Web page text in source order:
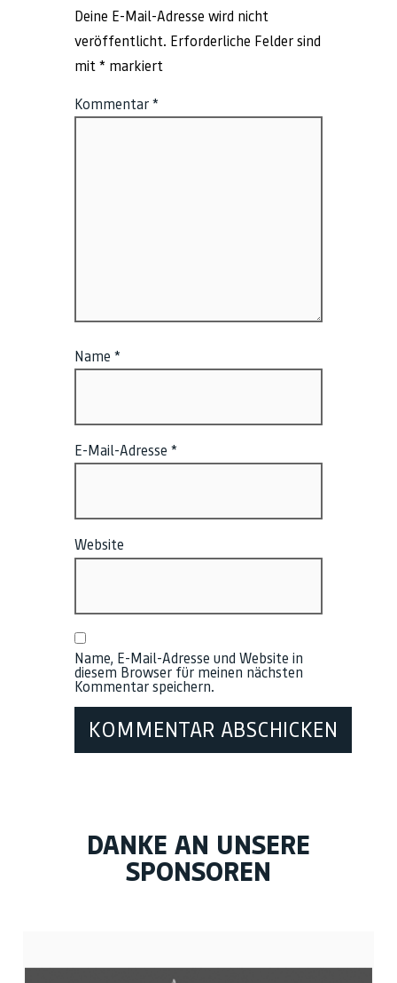
Deine E-Mail-Adresse wird nicht
veröffentlicht. Erforderliche Felder sind
mit * markiert
Kommentar *
Name *
E-Mail-Adresse *
Website
Name, E-Mail-Adresse und Website in
diesem Browser für meinen nächsten
Kommentar speichern.
DANKE AN UNSERE
SPONSOREN